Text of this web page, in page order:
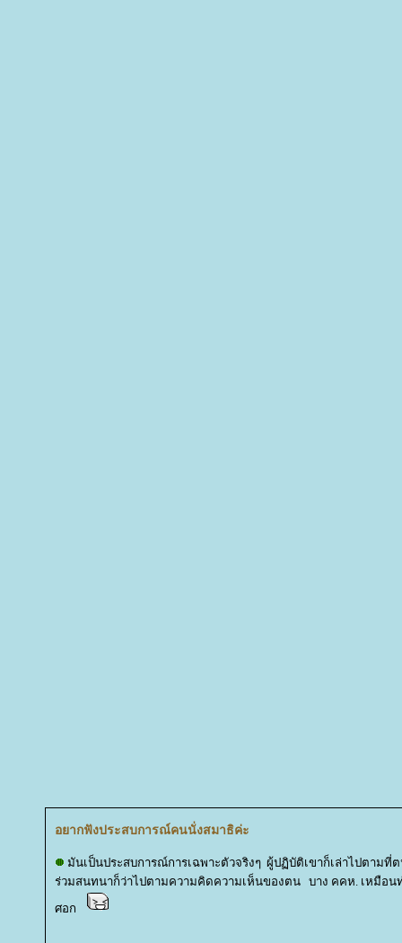
อยากฟังประสบการณ์คนนั่งสมาธิค่ะ
มันเป็นประสบการณ์การเฉพาะตัวจริงๆ ผู้ปฏิบัติเขาก็เล่าไปตามที่
ร่วมสนทนาก็ว่าไปตามความคิดความเห็นของตน บาง คคห. เหมือน
ศอก